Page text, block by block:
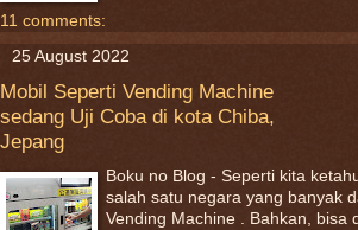
11 comments:
25 August 2022
Mobil Seperti Vending Machine
sedang Uji Coba di kota Chiba,
Jepang
Boku no Blog - Seperti kita
salah satu negara yang banyak
Vending Machine . Bahkan, bisa